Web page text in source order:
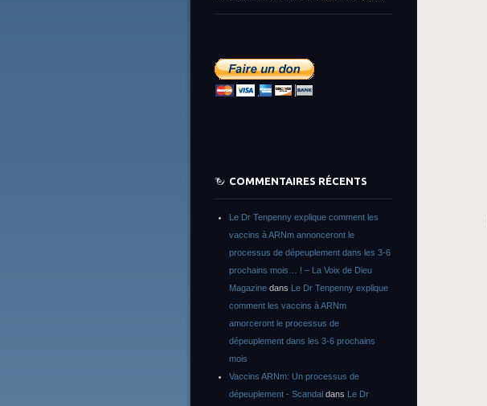
COMMENTAIRES RÉCENTS
Le Dr Tenpenny explique comment les
vaccins à ARNm annonceront le
processus de dépeuplement dans les 3-6
prochains mois… ! – La Voix de Dieu
Magazine dans Le Dr Tenpenny explique
comment les vaccins à ARNm
amorceront le processus de
dépeuplement dans les 3-6 prochains
mois
Vaccins ARNm: Un processus de
dépeuplement - Scandal dans Le Dr